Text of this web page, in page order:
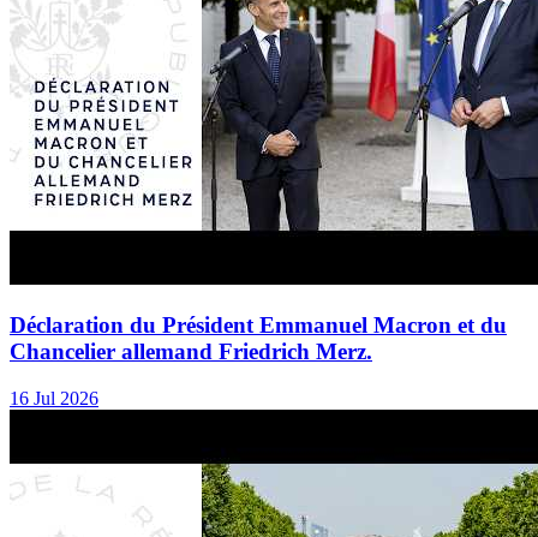
Déclaration du Président Emmanuel Macron et du
Chancelier allemand Friedrich Merz.
16 Jul 2026